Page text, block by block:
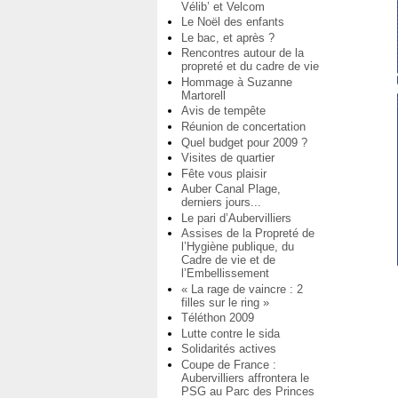
Vélib’ et Velcom
Le Noël des enfants
Le bac, et après ?
Rencontres autour de la
propreté et du cadre de vie
Hommage à Suzanne
Martorell
Avis de tempête
Réunion de concertation
Quel budget pour 2009 ?
Visites de quartier
Fête vous plaisir
Auber Canal Plage,
derniers jours...
Le pari d’Aubervilliers
Assises de la Propreté de
l’Hygiène publique, du
Cadre de vie et de
l’Embellissement
« La rage de vaincre : 2
filles sur le ring »
Téléthon 2009
Lutte contre le sida
Solidarités actives
Coupe de France :
Aubervilliers affrontera le
PSG au Parc des Princes